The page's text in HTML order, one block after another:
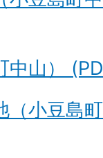
中山）
（小豆島